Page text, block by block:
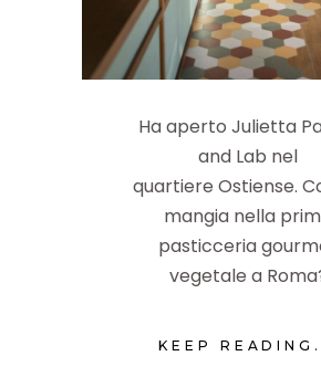
Ha aperto Julietta
and Lab nel
quartiere Ostiense.
mangia nella
pasticceria
vegetale a
KEEP